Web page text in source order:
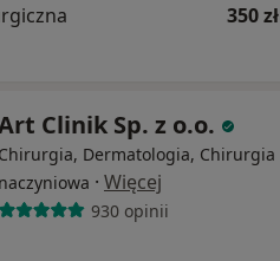
350 zł
Clinik Sp. z o.o.
Chirurgia, Dermatologia, Chirurgia
naczyniowa · Więcej
930 opinii